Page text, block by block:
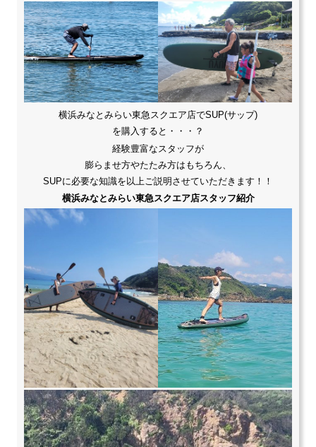
横浜みなとみらい東急スクエア店でSUP(サップ)
を購入すると・・・？
経験豊富なスタッフが
膨らませ方やたたみ方はもちろん、
SUPに必要な知識を以上ご説明させていただきます！！
横浜みなとみらい東急スクエア店スタッフ紹介